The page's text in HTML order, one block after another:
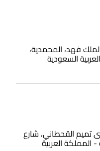
8006 طريق الملك فهد، المحمدية،
مبنى تميم القحطاني، شارع
- المملكة العربية